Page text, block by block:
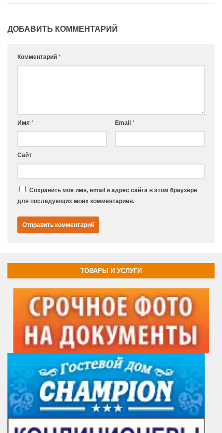
ДОБАВИТЬ КОММЕНТАРИЙ
Комментарий *
Имя * Email *
Сайт
Сохранить моё имя, email и адрес сайта в этом браузере
для последующих моих комментариев.
ТОВАРЫ И УСЛУГИ